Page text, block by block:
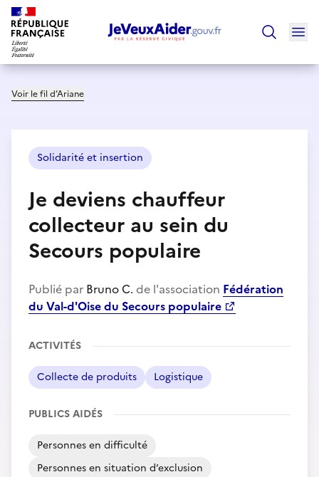
Voir le fil d’Ariane
Solidarité et insertion
Je deviens chauffeur
collecteur au sein du
Secours populaire
Publié par Bruno C. de l'association Fédération
du Val-d'Oise du Secours populaire
ACTIVITÉS
Collecte de produits Logistique
PUBLICS AIDÉS
Personnes en difficulté
Personnes en situation d’exclusion